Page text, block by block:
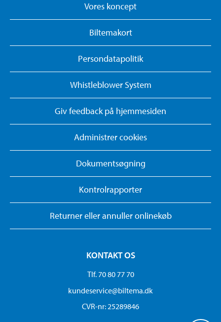
Vores koncept
Biltemakort
Persondatapolitik
Whistleblower System
Giv feedback på hjemmesiden
Administrer cookies
Dokumentsøgning
Kontrolrapporter
Returner eller annuller onlinekøb
KONTAKT OS
Tlf. 70 80 77 70
kundeservice@biltema.dk
CVR-nr: 25289846